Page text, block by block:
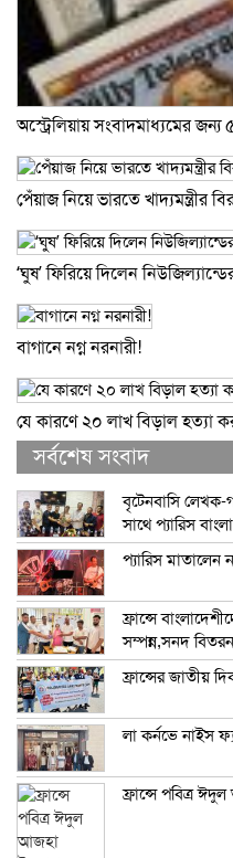
অস্ট্রেলিয়ায় সংবাদমাধ্যমের
পেঁয়াজ নিয়ে ভারতে খাদ্যমন্ত্রীর
‘ঘুষ’ ফিরিয়ে দিলেন নিউজিল্যান্ডের
বাগানে নগ্ন নরনারী!
যে কারণে ২০ লাখ বিড়াল হত্যা
সর্বশেষ সংবাদ
বৃটেনবাসি লেখক-
সাথে প্যারিস
প্যারিস মাতালেন
ফ্রান্সে
সম্পন্ন,সনদ বিতরন
ফ্রান্সের জাতীয়
লা কর্নভে নাইস
ফ্রান্সে পবিত্র